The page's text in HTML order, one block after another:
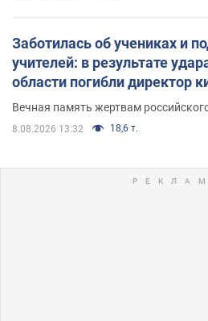
Заботилась об учениках и
учителей: в результате
области погибли директор
муж и внук
Вечная память жертвам
8.08.2026 13:32 18,6 т.